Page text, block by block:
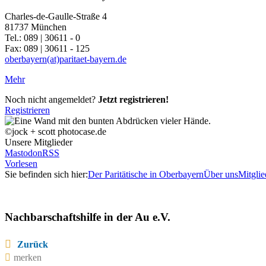
Charles-de-Gaulle-Straße 4
81737 München
Tel.: 089 | 30611 - 0
Fax: 089 | 30611 - 125
oberbayern(at)paritaet-bayern.de
Mehr
Noch nicht angemeldet? Jetzt registrieren!
Registrieren
©jock + scott photocase.de
Unsere Mitglieder
MastodonRSS
Vorlesen
Sie befinden sich hier:Der Paritätische in OberbayernÜber uns
Nachbarschaftshilfe in der Au e.V.
Zurück
merken